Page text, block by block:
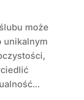
pary
może
unikalnym